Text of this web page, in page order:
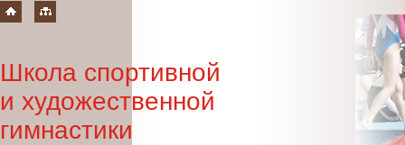
Школа спортивной
и художественной
гимнастики